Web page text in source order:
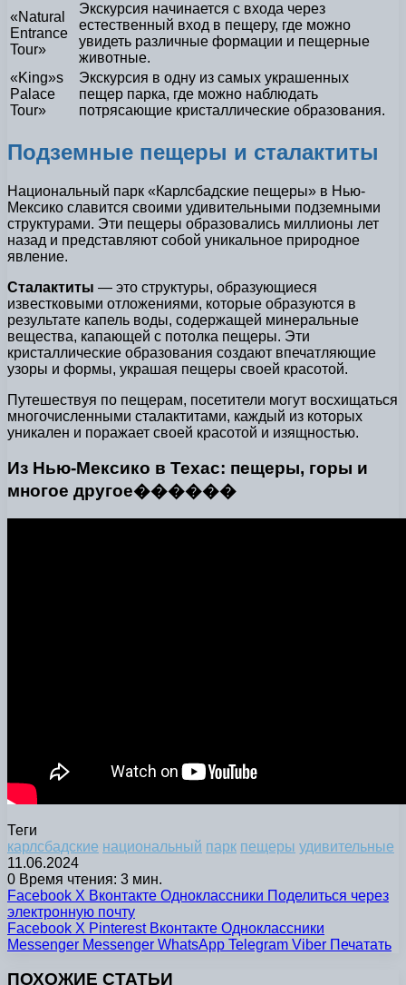
«Natural
Entrance
Tour»
Экскурсия начинается с входа через
естественный вход в пещеру, где можно
увидеть различные формации и пещерные
животные.
«King»s
Palace
Tour»
Экскурсия в одну из самых украшенных
пещер парка, где можно наблюдать
потрясающие кристаллические образования.
Подземные пещеры и сталактиты
Национальный парк «Карлсбадские пещеры» в Нью-
Мексико славится своими удивительными подземными
структурами. Эти пещеры образовались миллионы лет
назад и представляют собой уникальное природное
явление.
Сталактиты — это структуры, образующиеся
известковыми отложениями, которые образуются в
результате капель воды, содержащей минеральные
вещества, капающей с потолка пещеры. Эти
кристаллические образования создают впечатляющие
узоры и формы, украшая пещеры своей красотой.
Путешествуя по пещерам, посетители могут восхищаться
многочисленными сталактитами, каждый из которых
уникален и поражает своей красотой и изящностью.
Из Нью-Мексико в Техас: пещеры, горы и
многое другое������
Теги
карлсбадские национальный парк пещеры удивительные
11.06.2024
0 Время чтения: 3 мин.
Facebook X Вконтакте Одноклассники Поделиться через
электронную почту
Facebook X Pinterest Вконтакте Одноклассники
Messenger Messenger WhatsApp Telegram Viber Печатать
ПОХОЖИЕ СТАТЬИ